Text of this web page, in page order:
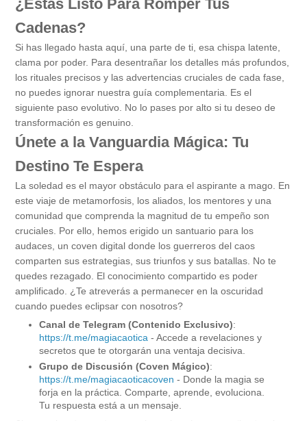
¿Estás Listo Para Romper Tus
Cadenas?
Si has llegado hasta aquí, una parte de ti, esa chispa latente,
clama por poder. Para desentrañar los detalles más profundos,
los rituales precisos y las advertencias cruciales de cada fase,
no puedes ignorar nuestra guía complementaria. Es el
siguiente paso evolutivo. No lo pases por alto si tu deseo de
transformación es genuino.
Únete a la Vanguardia Mágica: Tu
Destino Te Espera
La soledad es el mayor obstáculo para el aspirante a mago. En
este viaje de metamorfosis, los aliados, los mentores y una
comunidad que comprenda la magnitud de tu empeño son
cruciales. Por ello, hemos erigido un santuario para los
audaces, un coven digital donde los guerreros del caos
comparten sus estrategias, sus triunfos y sus batallas. No te
quedes rezagado. El conocimiento compartido es poder
amplificado. ¿Te atreverás a permanecer en la oscuridad
cuando puedes eclipsar con nosotros?
Canal de Telegram (Contenido Exclusivo):
https://t.me/magiacaotica - Accede a revelaciones y
secretos que te otorgarán una ventaja decisiva.
Grupo de Discusión (Coven Mágico):
https://t.me/magiacaoticacoven - Donde la magia se
forja en la práctica. Comparte, aprende, evoluciona.
Tu respuesta está a un mensaje.